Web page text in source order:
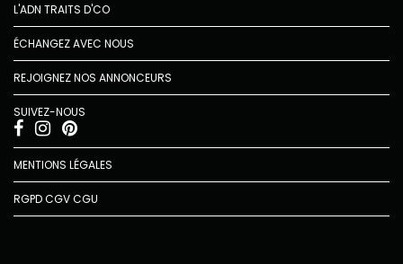
L'ADN TRAITS D'CO
ÉCHANGEZ AVEC NOUS
REJOIGNEZ NOS ANNONCEURS
SUIVEZ-NOUS
MENTIONS LÉGALES
RGPDCGVCGU